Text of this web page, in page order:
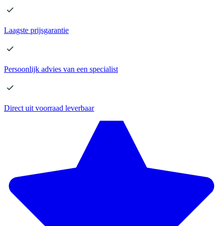
Laagste prijsgarantie
Persoonlijk advies van een specialist
Direct uit voorraad leverbaar